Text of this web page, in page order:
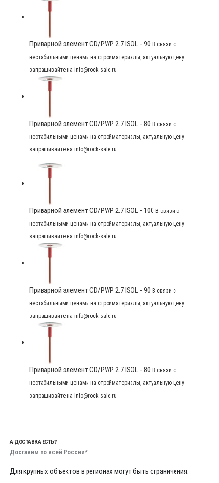
Приварной элемент CD/PWP 2.7 ISOL - 90 В связи с
нестабильными ценами на стройматериалы, актуальную цену
запрашивайте на info@rock-sale.ru
Приварной элемент CD/PWP 2.7 ISOL - 80 В связи с
нестабильными ценами на стройматериалы, актуальную цену
запрашивайте на info@rock-sale.ru
Приварной элемент CD/PWP 2.7 ISOL - 100 В связи с
нестабильными ценами на стройматериалы, актуальную цену
запрашивайте на info@rock-sale.ru
Приварной элемент CD/PWP 2.7 ISOL - 90 В связи с
нестабильными ценами на стройматериалы, актуальную цену
запрашивайте на info@rock-sale.ru
Приварной элемент CD/PWP 2.7 ISOL - 80 В связи с
нестабильными ценами на стройматериалы, актуальную цену
запрашивайте на info@rock-sale.ru
А ДОСТАВКА ЕСТЬ?
Доставим по всей России*
Для крупных объектов в регионах могут быть ограничения.